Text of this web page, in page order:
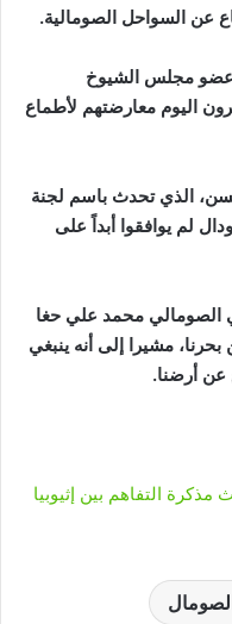
عن السواحل الصومالية.
عضو مجلس الشيوخ
اليوم معارضتهم لأطماع
الذي تحدث باسم لجنة
لم يوافقوا أبداً على
الصومالي محمد علي حغا
مشيرا إلى أنه ينبغي
عن أرضنا.
التفاهم بين إثيوبيا